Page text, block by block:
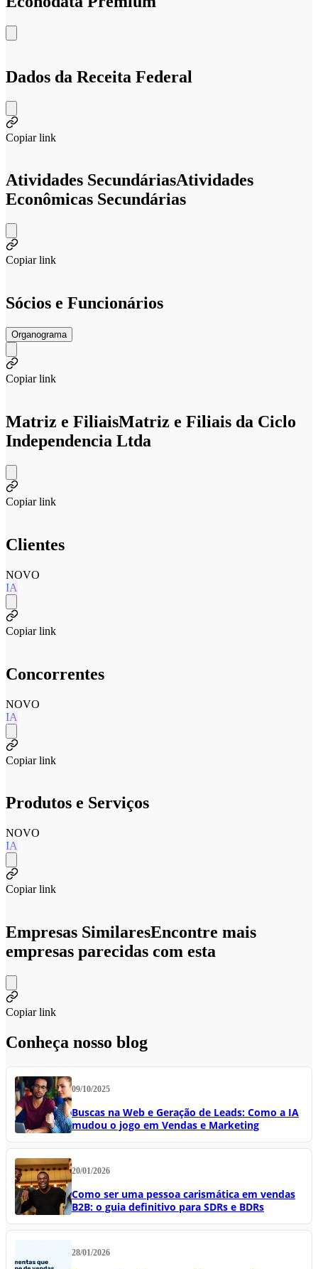
Dados da Receita Federal
Copiar link
Atividades SecundáriasAtividades
Econômicas Secundárias
Copiar link
Sócios e Funcionários
Organograma
Copiar link
Matriz e FiliaisMatriz e Filiais da Ciclo
Independencia Ltda
Copiar link
Clientes
NOVO
IA
Copiar link
Concorrentes
NOVO
IA
Copiar link
Produtos e Serviços
NOVO
IA
Copiar link
Empresas SimilaresEncontre mais
empresas parecidas com esta
Copiar link
Conheça nosso blog
09/10/2025
Buscas na Web e Geração de Leads: Como a IA
mudou o jogo em Vendas e Marketing
20/01/2026
Como ser uma pessoa carismática em vendas
B2B: o guia definitivo para SDRs e BDRs
28/01/2026